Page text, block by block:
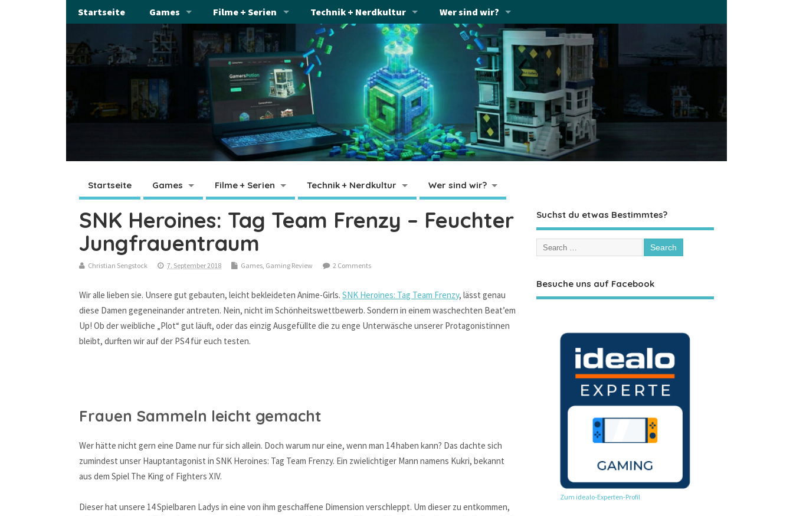
Startseite Games Filme + Serien Technik + Nerdkultur Wer sind wir?
Startseite Games Filme + Serien Technik + Nerdkultur Wer sind wir?
SNK Heroines: Tag Team Frenzy – Feuchter
Jungfrauentraum
Christian Sengstock 7. September 2018 Games Gaming Review 2 Comments
Wir alle lieben sie. Unsere gut gebauten, leicht bekleideten Anime-Girls.SNK Heroines: Tag Team Frenzy, lässt genau
diese Damen gegeneinander antreten. Nein, nicht im Schönheitswettbewerb. Sondern in einem waschechten Beat’em
Up! Ob der weibliche „Plot“ gut läuft, oder das einzig Ausgefüllte die zu enge Unterwäsche unserer Protagonistinnen
bleibt, durften wir auf der PS4 für euch testen.
Frauen Sammeln leicht gemacht
Wer hätte nicht gern eine Dame nur für sich allein. Doch warum nur eine, wenn man 14 haben kann? Das dachte sich
zumindest unser Hauptantagonist in SNK Heroines: Tag Team Frenzy. Ein zwielichtiger Mann namens Kukri, bekannt
aus dem Spiel The King of Fighters XIV.
Dieser hat unsere 14 Spielbaren Ladys in eine von ihm geschaffene Dimension verschleppt. Um dieser zu entkommen,
Suchst du etwas Bestimmtes?
Besuche uns auf Facebook
Zum idealo-Experten-Profil